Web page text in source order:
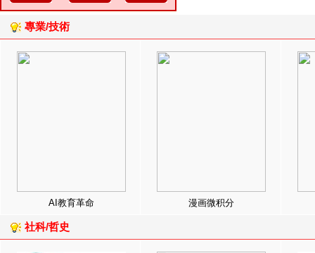
專業/技術
AI教育革命 漫画微积分
社科/哲史